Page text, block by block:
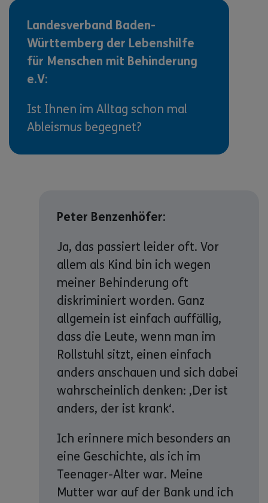
Landesverband Baden-
Württemberg der Lebenshilfe
für Menschen mit Behinderung
e.V:
Ist Ihnen im Alltag schon mal
Ableismus begegnet?
Peter Benzenhöfer:
Ja, das passiert leider oft. Vor
allem als Kind bin ich wegen
meiner Behinderung oft
diskriminiert worden. Ganz
allgemein ist einfach auffällig,
dass die Leute, wenn man im
Rollstuhl sitzt, einen einfach
anders anschauen und sich dabei
wahrscheinlich denken: ‚Der ist
anders, der ist krank‘.
Ich erinnere mich besonders an
eine Geschichte, als ich im
Teenager-Alter war. Meine
Mutter war auf der Bank und ich